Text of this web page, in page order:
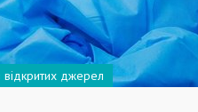
відкритих джерел